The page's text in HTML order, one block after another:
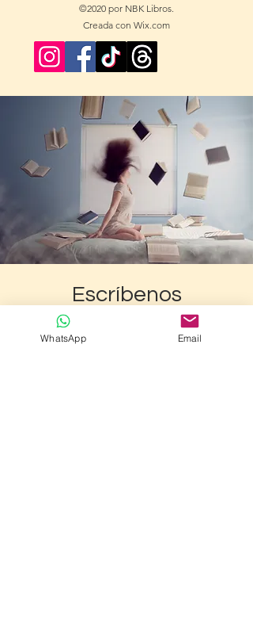
©2020 por NBK Libros.
Creada con Wix.com
Escríbenos
WhatsApp Email